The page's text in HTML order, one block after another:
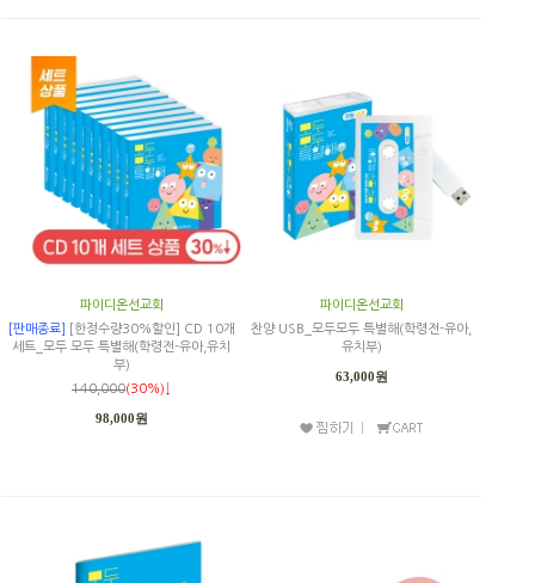
파이디온선교회
[판매종료]
[한정수량30%할인] CD 10개
세트_모두 모두 특별해(학령전-유아,유치
부)
140,000(30%)↓
98,000원
파이디온선교회
찬양 USB_모두모두 특별해(학령전-유아,
유치부)
63,000원